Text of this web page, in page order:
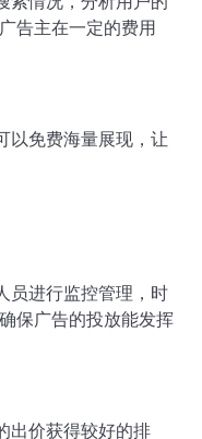
告主在一定的费用
以免费海量展现，让
员进行监控管理，时
保广告的投放能发挥
出价获得较好的排